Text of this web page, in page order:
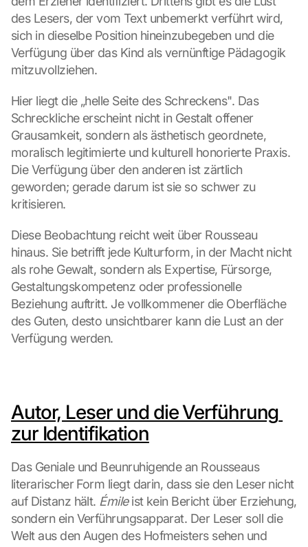
des Lesers, der vom Text unbemerkt verführt wird,
sich in dieselbe Position hineinzubegeben und die
Verfügung über das Kind als vernünftige Pädagogik
mitzuvollziehen.
Hier liegt die „helle Seite des Schreckens". Das
Schreckliche erscheint nicht in Gestalt offener
Grausamkeit, sondern als ästhetisch geordnete,
moralisch legitimierte und kulturell honorierte Praxis.
Die Verfügung über den anderen ist zärtlich
geworden; gerade darum ist sie so schwer zu
kritisieren.
Diese Beobachtung reicht weit über Rousseau
hinaus. Sie betrifft jede Kulturform, in der Macht nicht
als rohe Gewalt, sondern als Expertise, Fürsorge,
Gestaltungskompetenz oder professionelle
Beziehung auftritt. Je vollkommener die Oberfläche
des Guten, desto unsichtbarer kann die Lust an der
Verfügung werden.
Autor, Leser und die Verführung
zur Identifikation
Das Geniale und Beunruhigende an Rousseaus
literarischer Form liegt darin, dass sie den Leser nicht
auf Distanz hält. Émile ist kein Bericht über Erziehung,
sondern ein Verführungsapparat. Der Leser soll die
Welt aus den Augen des Hofmeisters sehen und